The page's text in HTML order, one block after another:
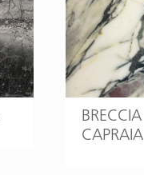
BRECCIA
CAPRAIA